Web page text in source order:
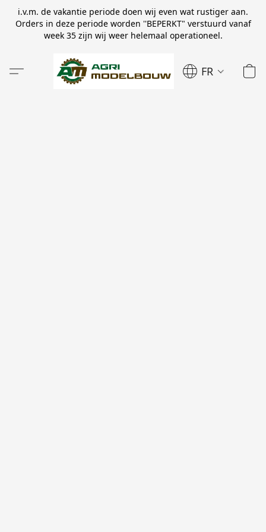
i.v.m. de vakantie periode doen wij even wat rustiger aan.
Orders in deze periode worden ''BEPERKT" verstuurd vanaf
week 35 zijn wij weer helemaal operationeel.
FR